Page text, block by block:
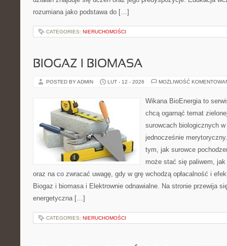
rozumiana jako podstawa do […]
CATEGORIES: NIERUCHOMOŚCI
BIOGAZ I BIOMASA
POSTED BY ADMIN LUT - 12 - 2026 MOŻLIWOŚĆ
Wikana BioEnergia to
chcą ogarnąć temat
surowcach biologicznych
jednocześnie
tym, jak surowce
może stać się paliwem,
oraz na co zwracać uwagę, gdy w grę wchodzą opłacalność i
Biogaz i biomasa i Elektrownie odnawialne. Na stronie przewija
energetyczna […]
CATEGORIES: NIERUCHOMOŚCI